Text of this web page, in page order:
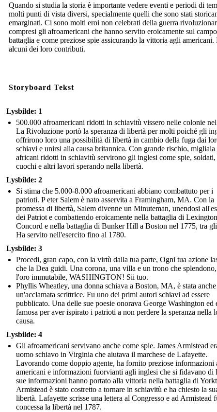
Quando si studia la storia è importante vedere eventi e periodi di
molti punti di vista diversi, specialmente quelli che sono stati
emarginati. Ci sono molti eroi non celebrati della guerra
compresi gli afroamericani che hanno servito eroicamente sul
battaglia e come preziose spie assicurando la vittoria agli americani.
alcuni dei loro contributi.
Storyboard Tekst
Lysbilde: 1
500.000 afroamericani ridotti in schiavitù vissero nelle colonie
La Rivoluzione portò la speranza di libertà per molti poiché gli
offrirono loro una possibilità di libertà in cambio della fuga dai
schiavi e unirsi alla causa britannica. Con grande rischio, migliaia
africani ridotti in schiavitù servirono gli inglesi come spie, soldati,
cuochi e altri lavori sperando nella libertà.
Lysbilde: 2
Si stima che 5.000-8.000 afroamericani abbiano combattuto per i
patrioti. P eter Salem è nato asservita a Framingham, MA. Con la
promessa di libertà, Salem divenne un Minuteman, unendosi
dei Patriot e combattendo eroicamente nella battaglia di
Concord e nella battaglia di Bunker Hill a Boston nel 1775, tra
Ha servito nell'esercito fino al 1780.
Lysbilde: 3
Procedi, gran capo, con la virtù dalla tua parte, Ogni tua azione
che la Dea guidi. Una corona, una villa e un trono che
l'oro immutabile, WASHINGTON! Sii tuo.
Phyllis Wheatley, una donna schiava a Boston, MA, è stata anche
un'acclamata scrittrice. Fu uno dei primi autori schiavi ad essere
pubblicato. Una delle sue poesie onorava George Washington ed
famosa per aver ispirato i patrioti a non perdere la speranza nella
causa.
Lysbilde: 4
Gli afroamericani servivano anche come spie. James Armistead
uomo schiavo in Virginia che aiutava il marchese de Lafayette.
Lavorando come doppio agente, ha fornito preziose informazioni
americani e informazioni fuorvianti agli inglesi che si fidavano di
sue informazioni hanno portato alla vittoria nella battaglia di
Armistead è stato costretto a tornare in schiavitù e ha chiesto la
libertà. Lafayette scrisse una lettera al Congresso e ad Armistead
concessa la libertà nel 1787.